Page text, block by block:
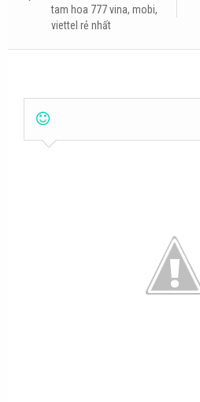
tam hoa 777 vina, mobi,
viettel rẻ nhất